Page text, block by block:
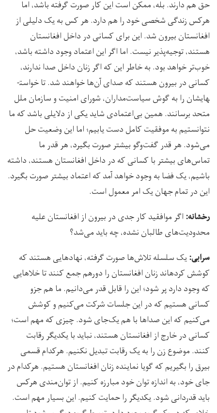
حق هم دارند. بله، ممکن است این کار صورت گرفته باشد، اما
هرکس زندگی شخصی خود را هم دارد. هر کس به یک دلیلی از
افغانستان بیرون شد. این برای کسانی در داخل افغانستان
هستند، توجیه‌پذیر نیست. اما اگر این اعتماد وجود داشته باشد،
خوب‌تر خواهد بود. به خاطر این که اگر زنان داخل صدا ندارند،
کسانی در بیرون هستند که صدای آن‌ها خواهند شد. تا خواست­
ها‌یشان را به گوش سیاست‌مداران، شورای امنیت و سازمان ملل
متحد برسانند. همین بی‌اعتمادی شاید یکی از دلایلی باشد که ما
نتوانستیم به موفقیت کامل دست یابیم؛ اما این وضعیت حل
می‌شود. هر قدر گفت‌وگو بیشتر صورت بگیرد، هر قدر ما
تماس‌های بیشتر با کسانی که در داخل افغانستان هستند، داشته
باشیم، یک فضا به وجود خواهد آمد که اعتماد بیشتر صورت بگیرد.
این در تمام جهان یک امر معمول است.
رخشانه: اگر موافقید کار جدی در بیرون از افغانستان علیه
محدودیت‌های طالبان نشده، چه باید می‌شد؟
سرابی:یک سلسله تلاش‌ها صورت گرفته، نهادهایی هستند که
کوشش کرده­اند زنان افغانستان را دورهم جمع کنند تا خلاهایی
که وجود دارد پر شود؛ این را قابل قدر می‌دانیم. ما هم جزو
کسانی هستیم که در این جلسات شرکت می‌کنیم و کوشش
می‌کنیم که این صداها با هم یک‌جای شود. چیزی که مهم است؛
کسانی در خارج از افغانستان هستند، نباید با یکدیگر رقابت
کنند. موضوع زن را به یک رقابت تبدیل نکنیم. هرکدام قسمی
بیرق را بگیریم که گویا نماینده زنان افغانستان هستیم. هرکدام در
جای خود، به اندازه توان خود مبارزه کنیم. از توان‌مندی هرکس
باید قدردانی شود. یکدیگر را حمایت کنیم. این بسیار مهم است.